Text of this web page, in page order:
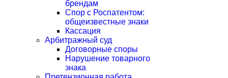
брендам
Спор с Роспатентом:
общеизвестные знаки
Кассация
Арбитражный суд
Договорные споры
Нарушение товарного
знака